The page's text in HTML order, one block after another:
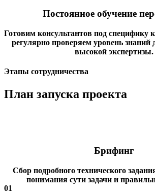
Постоянное обучение
Готовим консультантов под специфику
регулярно проверяем уровень знаний
высокой экспертизы.
Этапы сотрудничества
План запуска проекта
Брифинг
Сбор подробного технического
понимания сути задачи и
01